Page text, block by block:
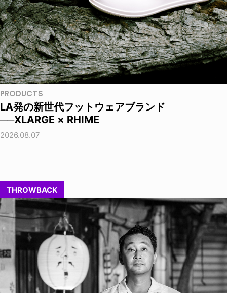
PRODUCTS
LA発の新世代フットウェアブランド
──XLARGE × RHIME
2026.08.07
THROWBACK